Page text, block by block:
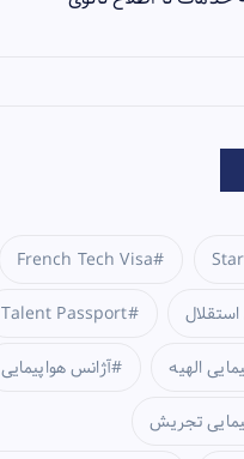
g
i
n
French Tech Visa
Talent Passport
آژانس هواپیمایی الهیه
تجریش